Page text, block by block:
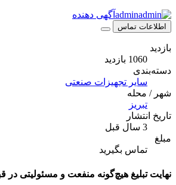
adminآگهی دهنده
اطلاعات تماس
بازدید
1060 بازدید
دسته‌بندی
سایر تجهیزات صنعتی
شهر / محله
تبریز
تاریخ انتشار
3 سال قبل
مبلغ
تماس بگیرید
نهایت تبلیغ هیچ‌گونه منفعت و مسئولیتی در